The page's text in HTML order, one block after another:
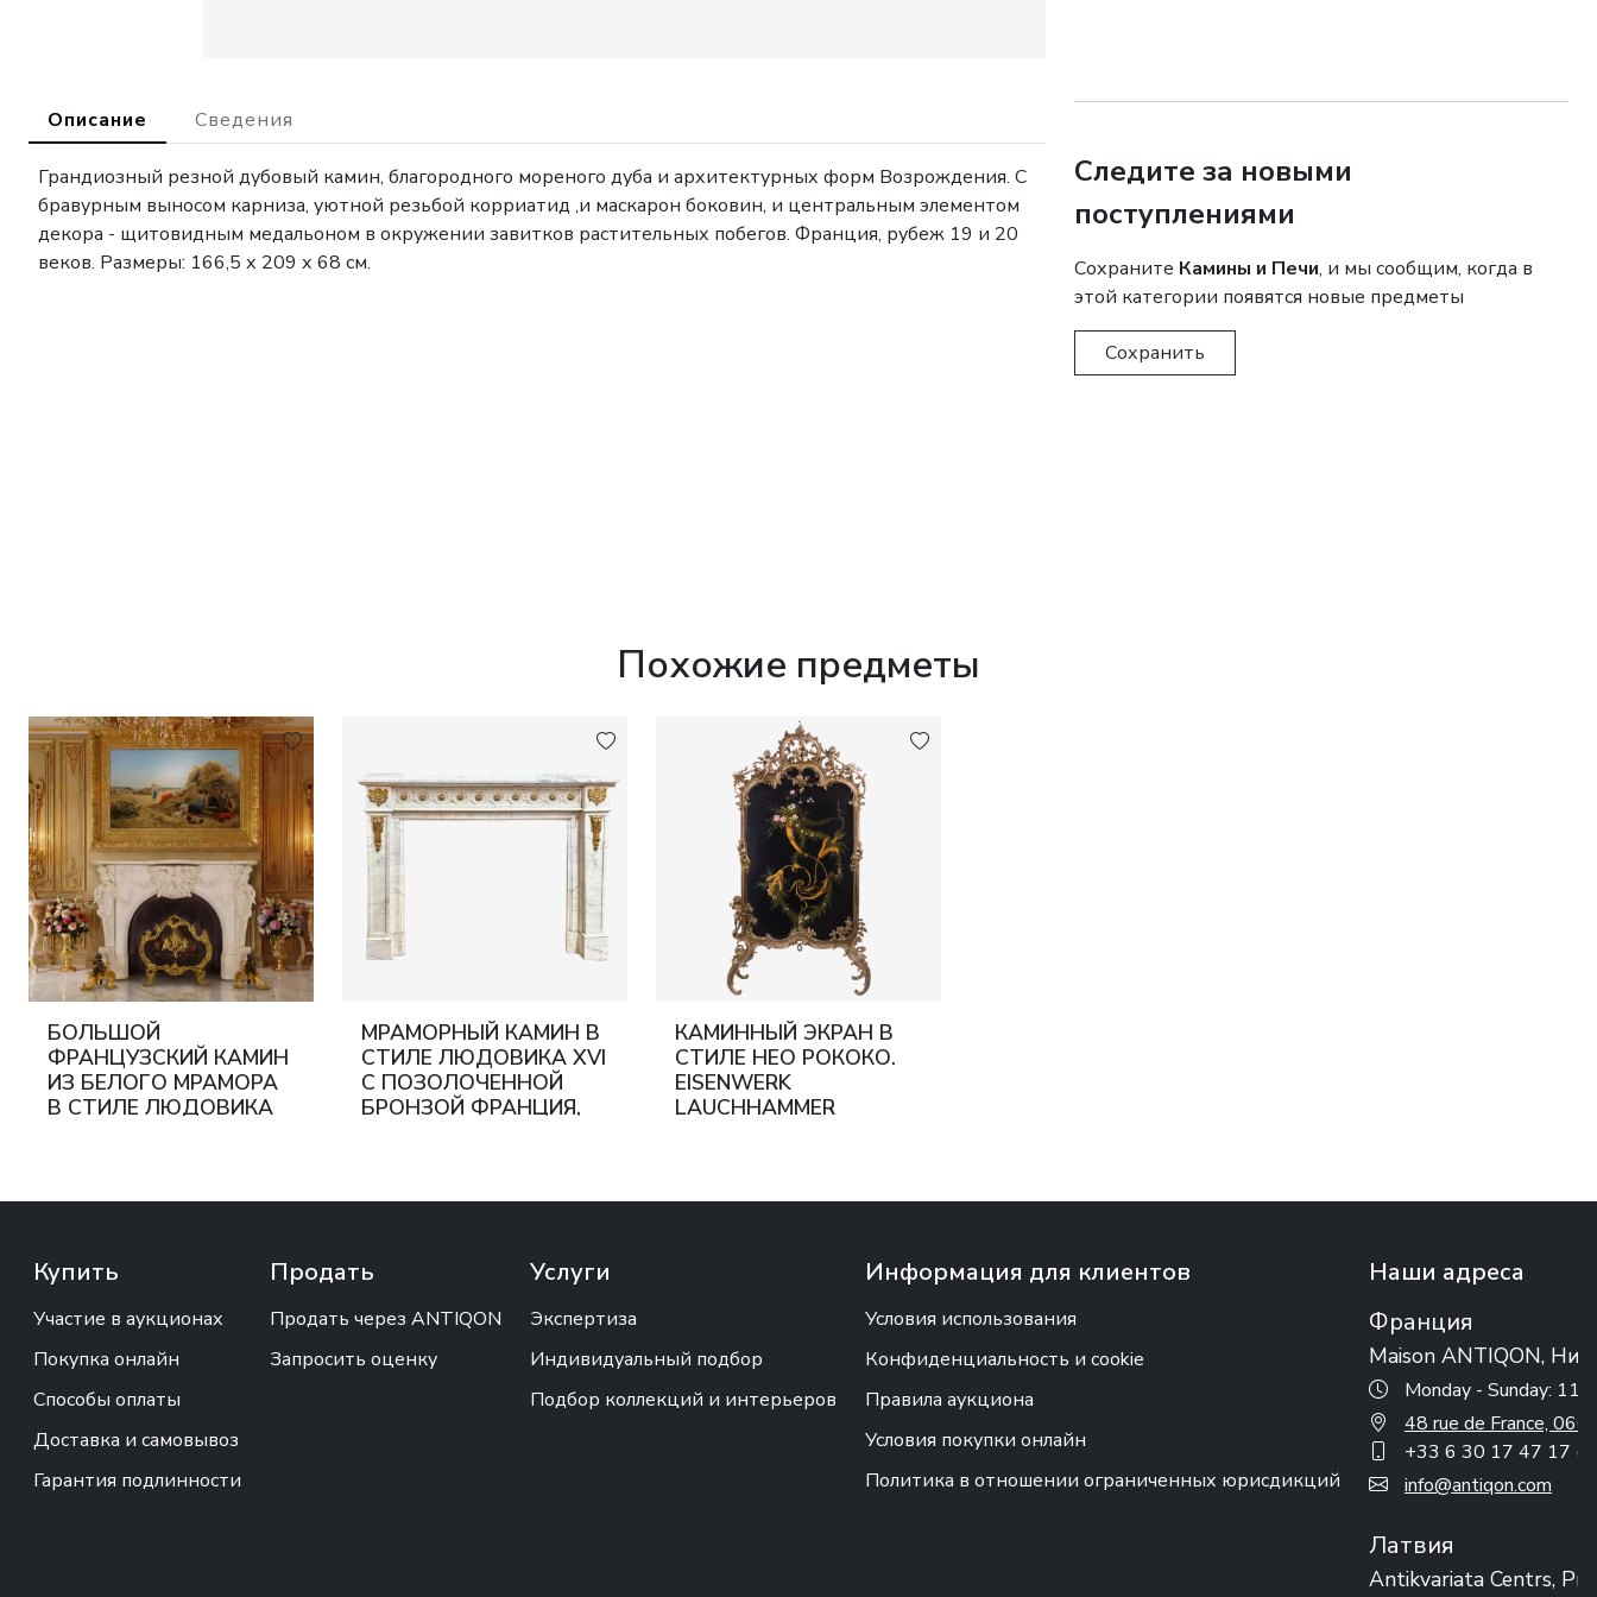
Описание Сведения
Грандиозный резной дубовый камин, благородного мореного дуба и архитектурных форм Возрождения. С
бравурным выносом карниза, уютной резьбой корриатид ,и маскарон боковин, и центральным элементом
декора - щитовидным медальоном в окружении завитков растительных побегов. Франция, рубеж 19 и 20
веков. Размеры: 166,5 х 209 х 68 см.
Следите за новыми
поступлениями
Сохраните Камины и Печи, и мы сообщим, когда в
этой категории появятся новые предметы
Сохранить
Похожие предметы
БОЛЬШОЙ
ФРАНЦУЗСКИЙ КАМИН
ИЗ БЕЛОГО МРАМОРА
В СТИЛЕ ЛЮДОВИКА
МРАМОРНЫЙ КАМИН В
СТИЛЕ ЛЮДОВИКА XVI
С ПОЗОЛОЧЕННОЙ
БРОНЗОЙ ФРАНЦИЯ,
КАМИННЫЙ ЭКРАН В
СТИЛЕ НЕО РОКОКО.
EISENWERK
LAUCHHAMMER
Купить
Участие в аукционах
Покупка онлайн
Способы оплаты
Доставка и самовывоз
Гарантия подлинности
Продать
Продать через ANTIQON
Запросить оценку
Услуги
Экспертиза
Индивидуальный подбор
Подбор коллекций и интерьеров
Информация для клиентов
Условия использования
Конфиденциальность и cookie
Правила аукциона
Условия покупки онлайн
Политика в отношении ограниченных юрисдикций
Наши адреса
Франция
Maison ANTIQON,
Monday - Sunday:
48 rue de France,
+33 6 30 17 47 17
info@antiqon.com
Латвия
Antikvariata Centrs,